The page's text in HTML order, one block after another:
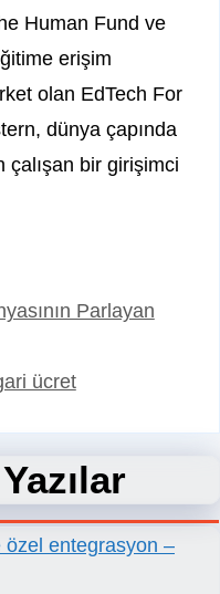
Human Fund ve
erişim
olan EdTech For
dünya çapında
çalışan bir girişimci
Parlayan
ücret
özel entegrasyon –